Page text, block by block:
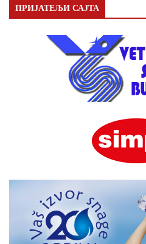
ПРИЈАТЕЉИ САЈТА